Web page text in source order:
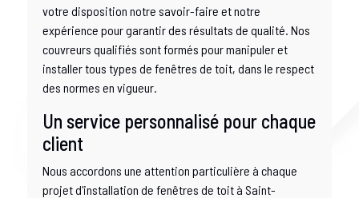
votre disposition notre savoir-faire et notre
expérience pour garantir des résultats de qualité. Nos
couvreurs qualifiés sont formés pour manipuler et
installer tous types de fenêtres de toit, dans le respect
des normes en vigueur.
Un service personnalisé pour chaque
client
Nous accordons une attention particulière à chaque
projet d'installation de fenêtres de toit à Saint-